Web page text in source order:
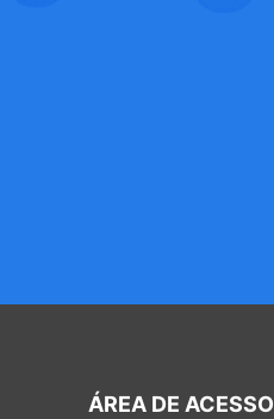
ÁREA DE ACESSO